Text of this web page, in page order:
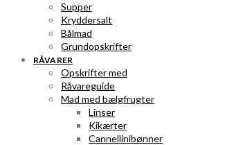
Supper
Kryddersalt
Bålmad
Grundopskrifter
RÅVARER
Opskrifter med
Råvareguide
Mad med bælgfrugter
Linser
Kikærter
Cannellinibønner